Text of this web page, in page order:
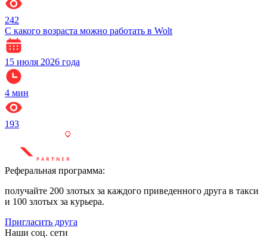
242
С какого возраста можно работать в Wolt
15 июля 2026 года
4 мин
193
Реферальная программа:
получайте 200 злотых за каждого приведенного друга в такси
и 100 злотых за курьера.
Пригласить друга
Наши соц. сети